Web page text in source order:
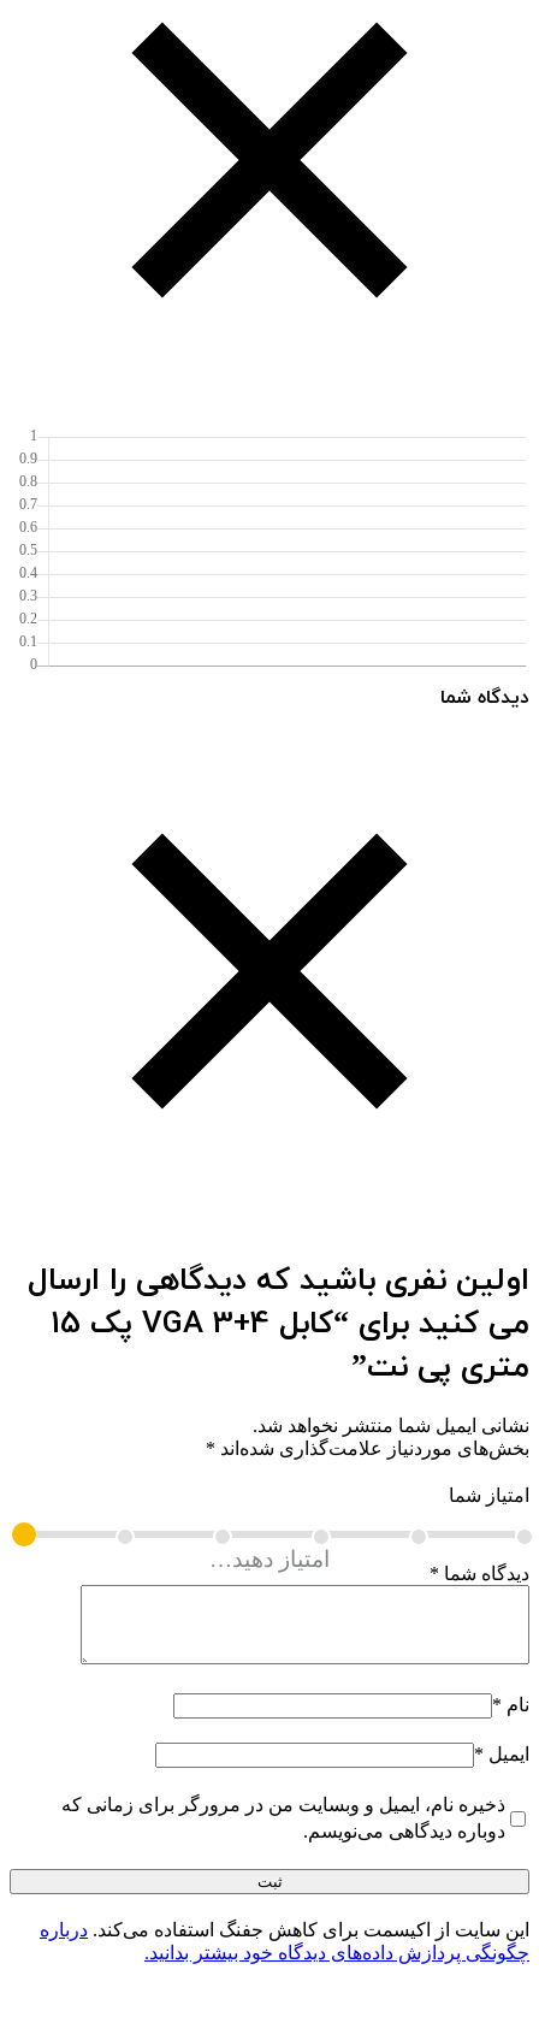
دیدگاه شما
اولین نفری باشید که دیدگاهی را ارسال
می کنید برای “کابل VGA 3+4 پک 15
متری پی نت”
نشانی ایمیل شما منتشر نخواهد شد.
بخش‌های موردنیاز علامت‌گذاری شده‌اند *
امتیاز شما
دیدگاه شما *
نام *
ایمیل *
ذخیره نام، ایمیل و وبسایت من در مرورگر برای زمانی که
دوباره دیدگاهی می‌نویسم.
این سایت از اکیسمت برای کاهش جفنگ استفاده می‌کند. درباره
چگونگی پردازش داده‌های دیدگاه خود بیشتر بدانید.